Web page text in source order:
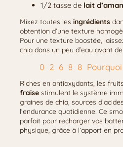
1/2 tasse de lait
Mixez toutes les ingrédients
obtention d’une texture
Pour une texture boostée,
chia dans un peu d’eau avant
Riches en antioxydants, les
fraise stimulent le système
graines de chia, sources
l’endurance quotidienne. Ce
parfait pour recharger vos
physique, grâce à l’apport en